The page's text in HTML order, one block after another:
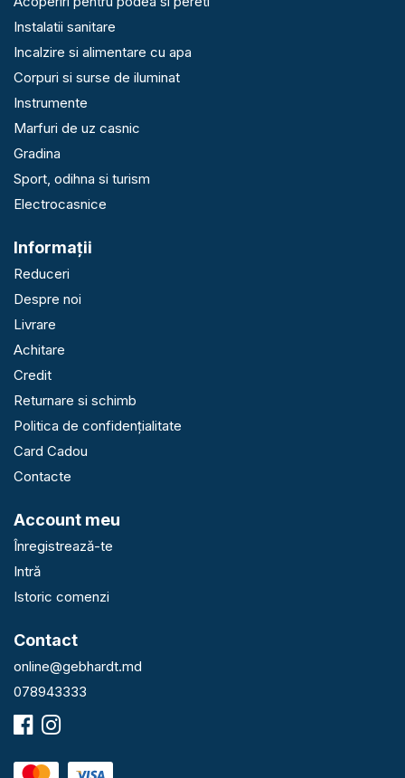
Instalatii sanitare
Incalzire si alimentare cu apa
Corpuri si surse de iluminat
Instrumente
Marfuri de uz casnic
Gradina
Sport, odihna si turism
Electrocasnice
Informaţii
Reduceri
Despre noi
Livrare
Achitare
Credit
Returnare si schimb
Politica de confidențialitate
Card Cadou
Contacte
Account meu
Înregistrează-te
Intră
Istoric comenzi
Contact
online@gebhardt.md
078943333